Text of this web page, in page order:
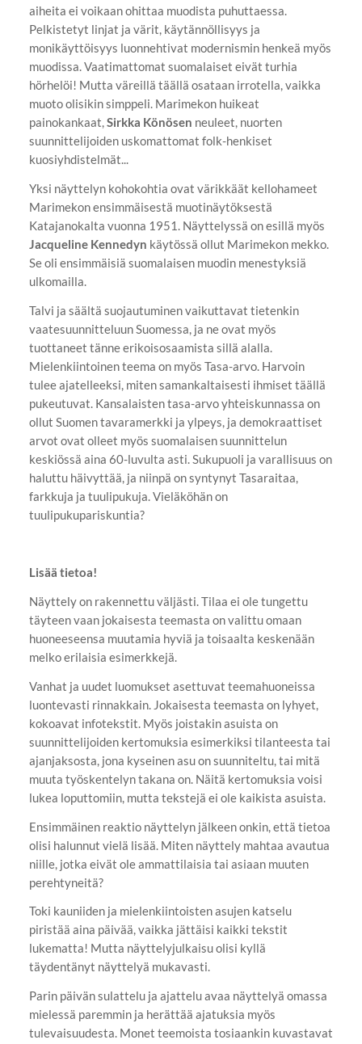
aiheita ei voikaan ohittaa muodista puhuttaessa.
Pelkistetyt linjat ja värit, käytännöllisyys ja
monikäyttöisyys luonnehtivat modernismin henkeä myös
muodissa. Vaatimattomat suomalaiset eivät turhia
hörhelöi! Mutta väreillä täällä osataan irrotella, vaikka
muoto olisikin simppeli. Marimekon huikeat
painokankaat,Sirkka Könösen neuleet, nuorten
suunnittelijoiden uskomattomat folk-henkiset
kuosiyhdistelmät...
Yksi näyttelyn kohokohtia ovat värikkäät kellohameet
Marimekon ensimmäisestä muotinäytöksestä
Katajanokalta vuonna 1951. Näyttelyssä on esillä myös
Jacqueline Kennedyn käytössä ollut Marimekon mekko.
Se oli ensimmäisiä suomalaisen muodin menestyksiä
ulkomailla.
Talvi ja säältä suojautuminen vaikuttavat tietenkin
vaatesuunnitteluun Suomessa, ja ne ovat myös
tuottaneet tänne erikoisosaamista sillä alalla.
Mielenkiintoinen teema on myös Tasa-arvo. Harvoin
tulee ajatelleeksi, miten samankaltaisesti ihmiset täällä
pukeutuvat. Kansalaisten tasa-arvo yhteiskunnassa on
ollut Suomen tavaramerkki ja ylpeys, ja demokraattiset
arvot ovat olleet myös suomalaisen suunnittelun
keskiössä aina 60-luvulta asti. Sukupuoli ja varallisuus on
haluttu häivyttää, ja niinpä on syntynyt Tasaraitaa,
farkkuja ja tuulipukuja. Vieläköhän on
tuulipukupariskuntia?
Lisää tietoa!
Näyttely on rakennettu väljästi. Tilaa ei ole tungettu
täyteen vaan jokaisesta teemasta on valittu omaan
huoneeseensa muutamia hyviä ja toisaalta keskenään
melko erilaisia esimerkkejä.
Vanhat ja uudet luomukset asettuvat teemahuoneissa
luontevasti rinnakkain. Jokaisesta teemasta on lyhyet,
kokoavat infotekstit. Myös joistakin asuista on
suunnittelijoiden kertomuksia esimerkiksi tilanteesta tai
ajanjaksosta, jona kyseinen asu on suunniteltu, tai mitä
muuta työskentelyn takana on. Näitä kertomuksia voisi
lukea loputtomiin, mutta tekstejä ei ole kaikista asuista.
Ensimmäinen reaktio näyttelyn jälkeen onkin, että tietoa
olisi halunnut vielä lisää. Miten näyttely mahtaa avautua
niille, jotka eivät ole ammattilaisia tai asiaan muuten
perehtyneitä?
Toki kauniiden ja mielenkiintoisten asujen katselu
piristää aina päivää, vaikka jättäisi kaikki tekstit
lukematta! Mutta näyttelyjulkaisu olisi kyllä
täydentänyt näyttelyä mukavasti.
Parin päivän sulattelu ja ajattelu avaa näyttelyä omassa
mielessä paremmin ja herättää ajatuksia myös
tulevaisuudesta. Monet teemoista tosiaankin kuvastavat